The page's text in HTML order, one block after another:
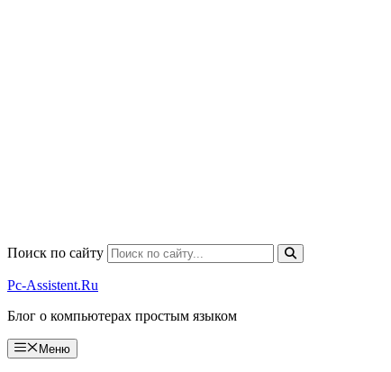
Поиск по сайту
Pc-Assistent.Ru
Блог о компьютерах простым языком
Меню